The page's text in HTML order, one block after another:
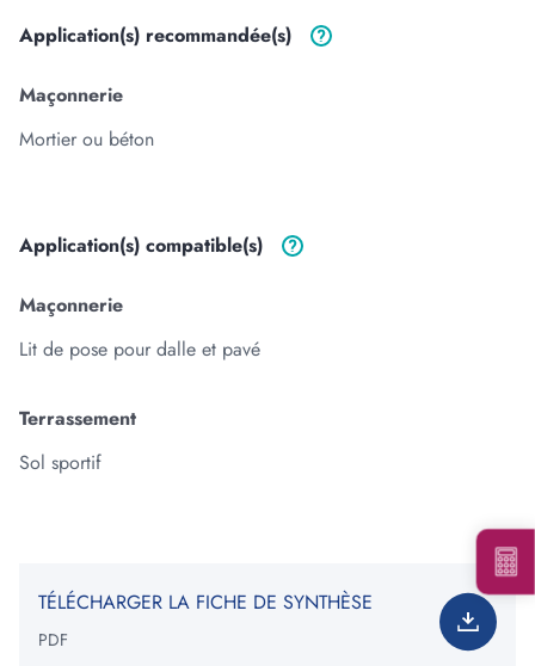
Application(s) recommandée(s)
Maçonnerie
Mortier ou béton
Application(s) compatible(s)
Maçonnerie
Lit de pose pour dalle et pavé
Terrassement
Sol sportif
TÉLÉCHARGER LA FICHE DE SYNTHÈSE
PDF
Largeur
Volume : 0m3
Ajouter une forme
Votre besoin total est de